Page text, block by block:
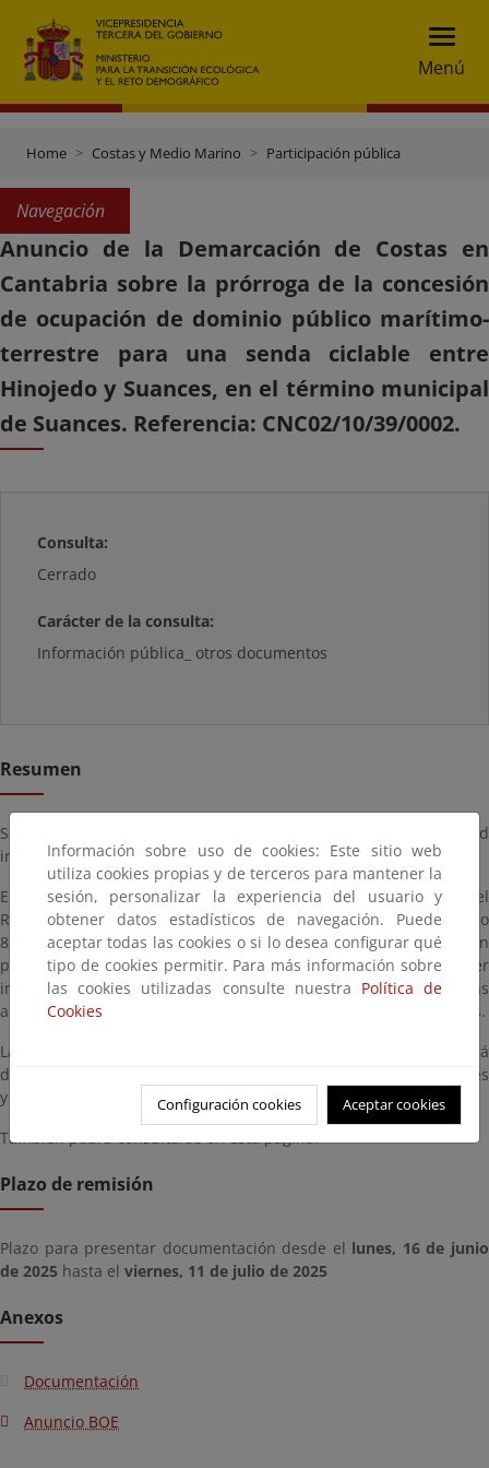
Menú
Home Costas y Medio Marino Participación pública
Navegación
Anuncio de la Demarcación de Costas en
Cantabria sobre la prórroga de la concesión
de ocupación de dominio público marítimo-
terrestre para una senda ciclable entre
Hinojedo y Suances, en el término municipal
de Suances. Referencia: CNC02/10/39/0002.
Consulta:
Cerrado
Carácter de la consulta:
Información pública_ otros documentos
Resumen
Se ha recibido en esta Demarcación de Costas la solicitud
indicada en el asunto, formulada por el Gobierno de Cantabria.
En cumplimiento de lo dispuesto en el artículo 152.8 del
Reglamento General de Costas aprobado por Real Decreto
876/2014, de 10 de octubre, se abre un periodo de información
pública, por un plazo de veinte días, dentro del cual cualquier
interesado podrá consultar la solicitud y presentar las
alegaciones, observaciones o sugerencias que estime pertinentes.
La documentación técnica que sirve de base a la solicitud estará
disponible en las oficinas de esta Demarcación, en días laborables
y horario de 9:00 a 14:00 horas.
También podrá consultarse en esta página.
Plazo de remisión
Plazo para presentar documentación desde el lunes, 16 de junio
de 2025 hasta el viernes, 11 de julio de 2025
Anexos
Documentación
Anuncio BOE
Información sobre uso de cookies: Este sitio web
utiliza cookies propias y de terceros para mantener la
sesión, personalizar la experiencia del usuario y
obtener datos estadísticos de navegación. Puede
aceptar todas las cookies o si lo desea configurar qué
tipo de cookies permitir. Para más información sobre
las cookies utilizadas consulte nuestra Política de
Cookies
Configuración cookies Aceptar cookies